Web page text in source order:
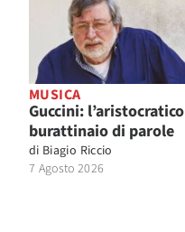
MUSICA
Guccini: l’aristocratico
burattinaio di parole
di Biagio Riccio
7 Agosto 2026